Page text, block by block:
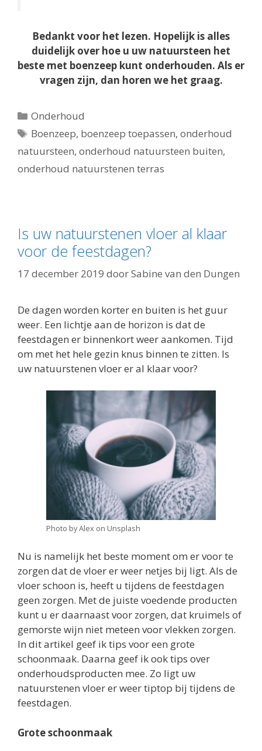
Bedankt voor het lezen. Hopelijk is alles
duidelijk over hoe u uw natuursteen het
beste met boenzeep kunt onderhouden. Als er
vragen zijn, dan horen we het graag.
Categorieën
Onderhoud
Tags
Boenzeep, boenzeep toepassen,onderhoud
natuursteen, onderhoud natuursteen buiten,
onderhoud natuurstenen terras
Is uw natuurstenen vloer al klaar
voor de feestdagen?
17 december 2019 doorSabine van den Dungen
De dagen worden korter en buiten is het guur
weer. Een lichtje aan de horizon is dat de
feestdagen er binnenkort weer aankomen. Tijd
om met het hele gezin knus binnen te zitten. Is
uw natuurstenen vloer er al klaar voor?
Photo by Alex on Unsplash
Nu is namelijk het beste moment om er voor te
zorgen dat de vloer er weer netjes bij ligt. Als de
vloer schoon is, heeft u tijdens de feestdagen
geen zorgen. Met de juiste voedende producten
kunt u er daarnaast voor zorgen, dat kruimels of
gemorste wijn niet meteen voor vlekken zorgen.
In dit artikel geef ik tips voor een grote
schoonmaak. Daarna geef ik ook tips over
onderhoudsproducten mee. Zo ligt uw
natuurstenen vloer er weer tiptop bij tijdens de
feestdagen.
Grote schoonmaak